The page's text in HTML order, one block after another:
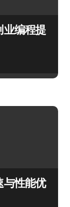
业编程提
与性能优